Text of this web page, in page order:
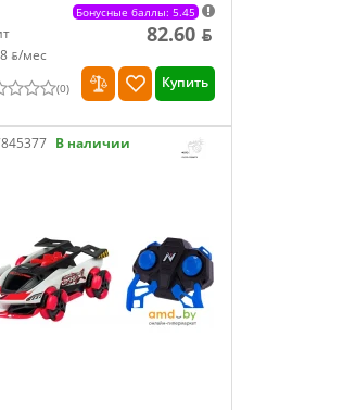
Бонусные баллы: 5.45
ƃ/мec
82.60 ƃ
(0) Купить
В наличии